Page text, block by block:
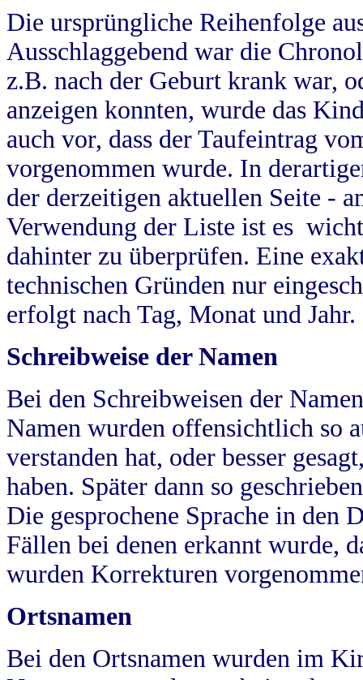
Die ursprüngliche Reihenfolge
Ausschlaggebend war die
z.B. nach der Geburt krank war,
anzeigen konnten, wurde das
auch vor, dass der Taufeintrag
vorgenommen wurde. In
der derzeitigen aktuellen Seite -
Verwendung der Liste ist es
dahinter zu überprüfen. Eine
technischen Gründen nur
erfolgt nach Tag, Monat und Jahr.
Schreibweise der Namen
Bei den Schreibweisen der
Namen wurden offensichtlich so
verstanden hat, oder besser
haben. Später dann so
Die gesprochene Sprache in
Fällen bei denen erkannt wurde,
wurden Korrekturen
Ortsnamen
Bei den Ortsnamen wurden im